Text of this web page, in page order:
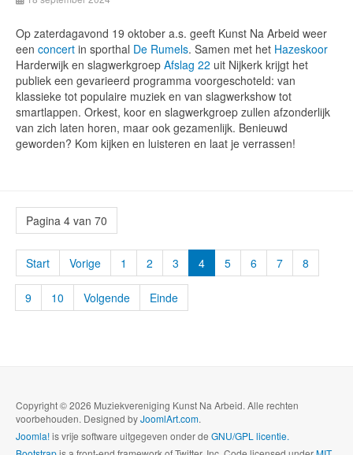
Op zaterdagavond 19 oktober a.s. geeft Kunst Na Arbeid weer
een concert in sporthal De Rumels. Samen met het Hazeskoor
Harderwijk en slagwerkgroep Afslag 22 uit Nijkerk krijgt het
publiek een gevarieerd programma voorgeschoteld: van
klassieke tot populaire muziek en van slagwerkshow tot
smartlappen. Orkest, koor en slagwerkgroep zullen afzonderlijk
van zich laten horen, maar ook gezamenlijk. Benieuwd
geworden? Kom kijken en luisteren en laat je verrassen!
Pagina 4 van 70
Start Vorige 1 2 3 4 5 6 7 8
9 10 Volgende Einde
Copyright © 2026 Muziekvereniging Kunst Na Arbeid. Alle rechten
voorbehouden. Designed byJoomlArt.com.
Joomla!is vrije software uitgegeven onder de GNU/GPL licentie.